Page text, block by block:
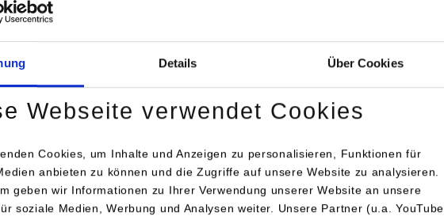
Details Über Cookies
Webseite verwendet Cookies
Cookies, um Inhalte und Anzeigen zu personalisieren, Funktionen für
anbieten zu können und die Zugriffe auf unsere Website zu analysieren.
geben wir Informationen zu Ihrer Verwendung unserer Website an unsere
soziale Medien, Werbung und Analysen weiter. Unsere Partner (u.a. YouTube,
Studiengangs BWL-Gesundheitsmanagement kommen gerade aus der letzten
Studienabschluss zurück und haben in dieser Außergewöhnliches geleistet: